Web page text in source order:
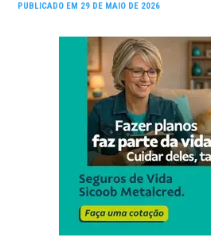
PUBLICADO EM 29 DE MAIO DE 2026